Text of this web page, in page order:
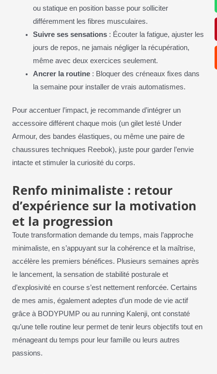
ou statique en position basse pour solliciter
différemment les fibres musculaires.
Suivre ses sensations : Écouter la fatigue, ajuster les
jours de repos, ne jamais négliger la récupération,
même avec deux exercices seulement.
Ancrer la routine : Bloquer des créneaux fixes dans
la semaine pour installer de vrais automatismes.
Pour accentuer l’impact, je recommande d’intégrer un
accessoire différent chaque mois (un gilet lesté Under
Armour, des bandes élastiques, ou même une paire de
chaussures techniques Reebok), juste pour garder l’envie
intacte et stimuler la curiosité du corps.
Renfo minimaliste : retour
d’expérience sur la motivation
et la progression
Toute transformation demande du temps, mais l’approche
minimaliste, en s’appuyant sur la cohérence et la maîtrise,
accélère les premiers bénéfices. Plusieurs semaines après
le lancement, la sensation de stabilité posturale et
d’explosivité en course s’est nettement renforcée. Certains
de mes amis, également adeptes d’un mode de vie actif
grâce à BODYPUMP ou au running Kalenji, ont constaté
qu’une telle routine leur permet de tenir leurs objectifs tout en
ménageant du temps pour leur famille ou leurs autres
passions.